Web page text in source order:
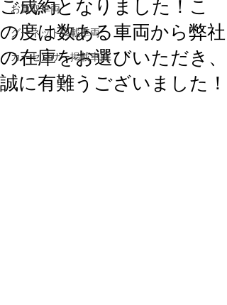
お買取車両
グーネット掲載車両
カーセンサー掲載車両
ご成約となりました！こ
の度は数ある車両から弊社
の在庫をお選びいただき、
誠に有難うございました！